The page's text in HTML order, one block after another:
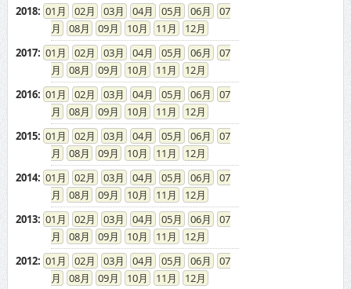
2018: 01 02 03 04 05 06
07
08
09 10 11
12
2017: 01 02 03 04 05 06
07
08
09 10 11
12
2016: 01 02 03 04 05 06
07
08
09 10 11
12
2015: 01 02 03 04 05 06
07
08
09 10 11
12
2014: 01 02 03 04 05 06
07
08
09 10 11
12
2013: 01 02 03 04 05 06
07
08
09 10 11
12
2012: 01 02 03 04 05 06
07
08
09 10 11
12